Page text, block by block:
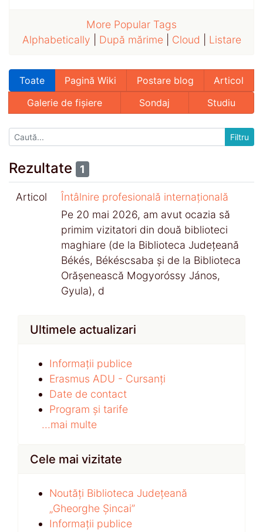
More Popular Tags
Alphabetically
După mărime| Cloud Listare
Toate Pagină Wiki Postare blog
Articol
Galerie de fișiere
Sondaj Studiu
Rezultate 1
Articol
Întâlnire profesională internațională
Pe 20 mai 2026, am avut ocazia să
primim vizitatori din două biblioteci
maghiare (de la Biblioteca Județeană
Békés, Békéscsaba și de la Biblioteca
Orășenească Mogyoróssy János,
Gyula), d
Ultimele actualizari
Informații publice
Erasmus ADU - Cursanți
Date de contact
Program și tarife
...mai multe
Cele mai vizitate
Noutăți Biblioteca Județeană
„Gheorghe Șincai”
Informații publice